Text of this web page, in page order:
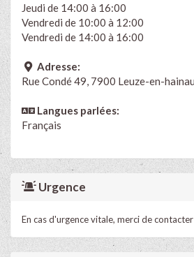
Jeudi de 14:00 à 16:00
Vendredi de 10:00 à 12:00
Vendredi de 14:00 à 16:00
Adresse:
Rue Condé 49, 7900 Leuze-en-
Langues parlées:
Français
Urgence
En cas d'urgence vitale, merci de